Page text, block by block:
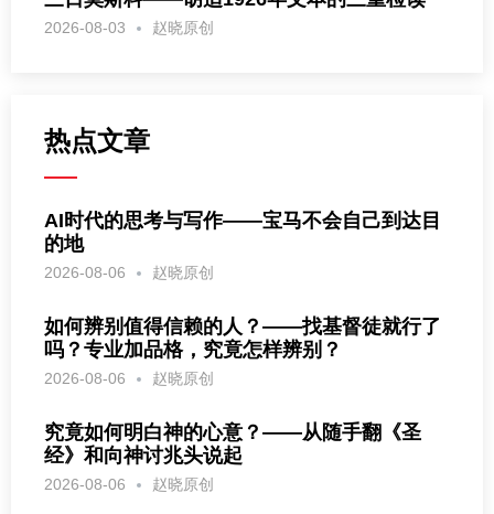
2026-08-03 赵晓原创
热点文章
AI时代的思考与写作——宝马不会自己到达目
的地
2026-08-06 赵晓原创
如何辨别值得信赖的人？——找基督徒就行了
吗？专业加品格，究竟怎样辨别？
2026-08-06 赵晓原创
究竟如何明白神的心意？——从随手翻《圣
经》和向神讨兆头说起
2026-08-06 赵晓原创